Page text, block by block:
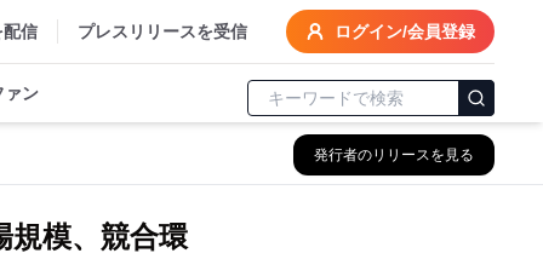
配信 プレスリリースを受信 ログイン/会員登録
ァン
発行者のリリースを見る
規模、競合環